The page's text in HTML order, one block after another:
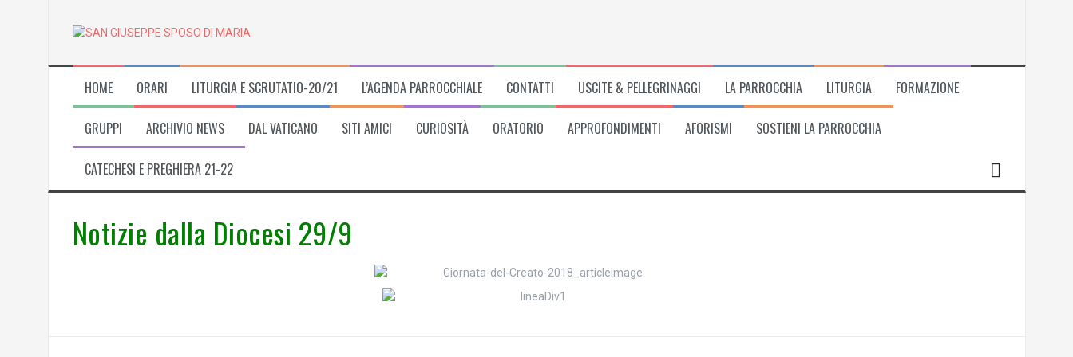
HOME ORARI LITURGIA E SCRUTATIO-20/21 L’AGENDA PARROCCHIALE CONTATTI USCITE & PELLEGRINAGGI LA PARROCCHIA LITURGIA FORMAZIONE
GRUPPI ARCHIVIO NEWS DAL VATICANO SITI AMICI CURIOSITÀ ORATORIO APPROFONDIMENTI AFORISMI SOSTIENI LA PARROCCHIA
CATECHESI E PREGHIERA 21-22
Notizie dalla Diocesi 29/9